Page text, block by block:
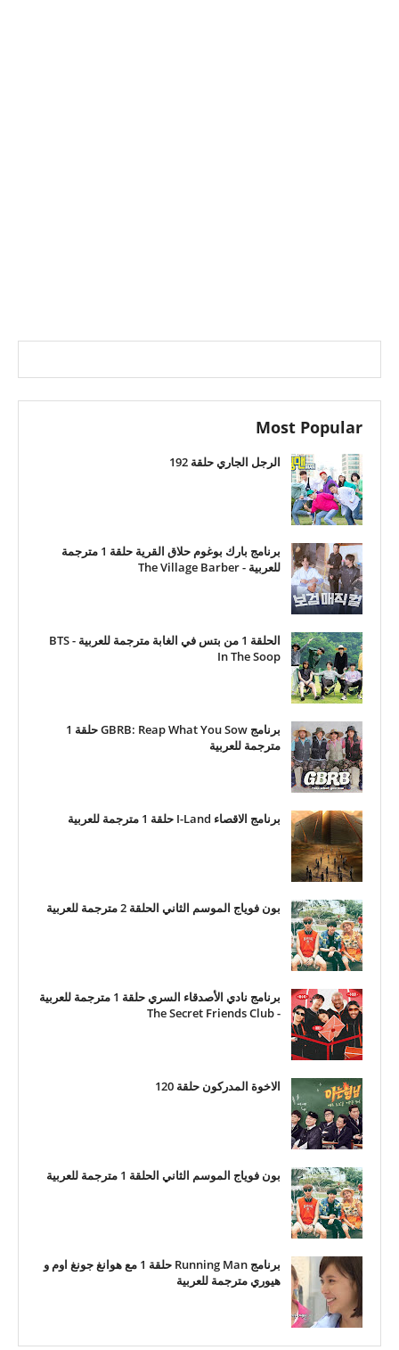
Most Popular
الرجل الجاري حلقة 192
برنامج بارك بوغوم حلاق القرية حلقة 1 مترجمة
للعربية - The Village Barber
الحلقة 1 من بتس في الغابة مترجمة للعربية - BTS
In The Soop
برنامج GBRB: Reap What You Sow حلقة 1
مترجمة للعربية
برنامج الاقصاء I-Land حلقة 1 مترجمة للعربية
بون فوياج الموسم الثاني الحلقة 2 مترجمة للعربية
برنامج نادي الأصدقاء السري حلقة 1 مترجمة للعربية
- The Secret Friends Club
الاخوة المدركون حلقة 120
بون فوياج الموسم الثاني الحلقة 1 مترجمة للعربية
برنامج Running Man حلقة 1 مع هوانغ جونغ اوم و
هيوري مترجمة للعربية